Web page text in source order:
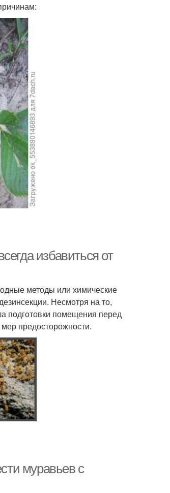
избавиться от
методы или химические
Несмотря на то,
подготовки помещения перед
предосторожности.
муравьев с